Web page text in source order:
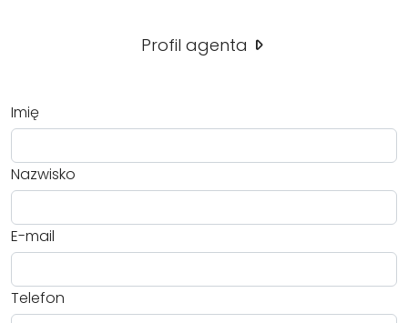
Profil agenta
Imię
Nazwisko
E-mail
Telefon